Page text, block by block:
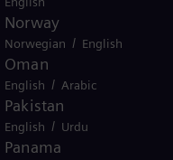
auf Technologien von
in mehr
Milliarden Euro.
Norway
Norwegian / English
Oman
English / Arabic
Pakistan
English / Urdu
Panama